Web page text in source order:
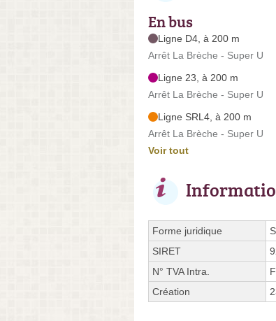
En bus
Ligne D4, à 200 m
Arrêt La Brèche - Super U
Ligne 23, à 200 m
Arrêt La Brèche - Super U
Ligne SRL4, à 200 m
Arrêt La Brèche - Super U
Voir tout
Forme juridique
SIRET
N° TVA Intra.
Création